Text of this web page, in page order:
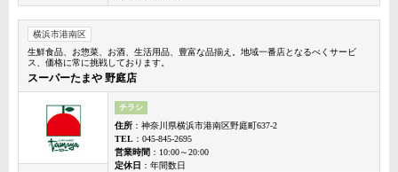
横浜市港南区
生鮮食品、お惣菜、お酒、生活用品、豊富な品揃え。地域一番店となるべくサービ
ス、価格に常に挑戦しております。
スーパーたまや 野庭店
チラシ
住所 ：神奈川県横浜市港南区野庭町637-2
TEL ：045-845-2695
営業時間 ：10:00～20:00
定休日 ：年間数日